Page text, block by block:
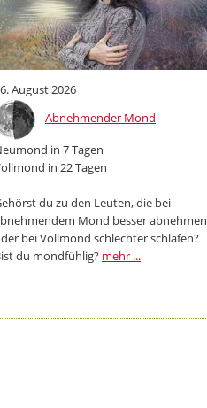
August 2026
Abnehmender Mond
in 7 Tagen
in 22 Tagen
du zu den Leuten, die bei
Mond besser abnehmen
bei Vollmond schlechter schlafen?
du mondfühlig? mehr ...